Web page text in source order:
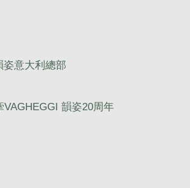
姿意大利總部
VAGHEGGI 韻姿20周年